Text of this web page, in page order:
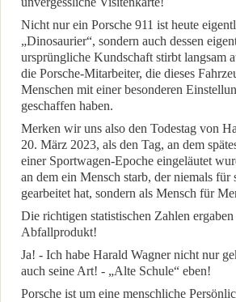
Nicht nur ein Porsche 911 ist heute
„Dinosaurier“, sondern auch dessen
ursprüngliche Kundschaft stirbt langsam
die Porsche-Mitarbeiter, die dieses
Menschen mit einer besonderen
geschaffen haben.
Merken wir uns also den Todestag von
20. März 2023, als den Tag, an dem
einer Sportwagen-Epoche eingeläutet
an dem ein Mensch starb, der niemals für
gearbeitet hat, sondern als Mensch für
Die richtigen statistischen Zahlen
Abfallprodukt!
Ja! - Ich habe Harald Wagner nicht nur
auch seine Art! - „Alte Schule“ eben!
Porsche ist um eine menschliche